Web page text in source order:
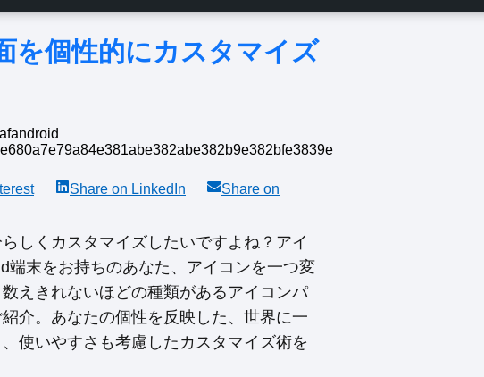
を個性的にカスタマイズ
Share on LinkedIn
Share on
しくカスタマイズしたいですよね？アイ
端末をお持ちのあなた、アイコンを一つ変
えきれないほどの種類があるアイコンパ
介。あなたの個性を反映した、世界に一
使いやすさも考慮したカスタマイズ術を